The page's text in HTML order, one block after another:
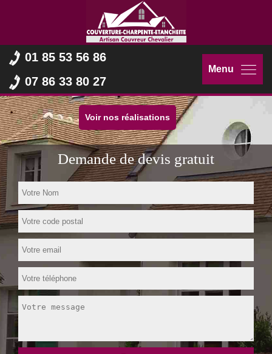
01 85 53 56 86
07 86 33 80 27
Menu
Voir nos réalisations
Demande de devis gratuit